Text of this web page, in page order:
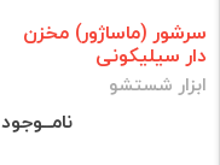
سرشور (ماساژور) مخزن
دار سیلیکونی
ابزار شستشو
نامــوجود